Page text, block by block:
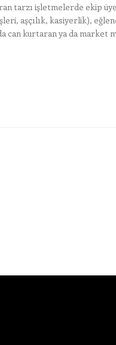
tarzı işletmelerde ekip
aşçılık, kasiyerlik),
can kurtaran ya da market